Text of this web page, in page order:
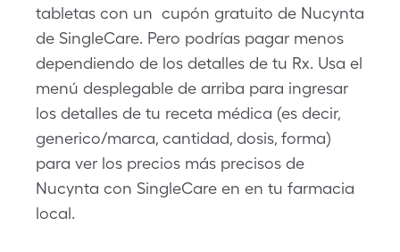
tabletas con un cupón gratuito de Nucynta
de SingleCare. Pero podrías pagar menos
dependiendo de los detalles de tu Rx. Usa el
menú desplegable de arriba para ingresar
los detalles de tu receta médica (es decir,
generico/marca, cantidad, dosis, forma)
para ver los precios más precisos de
Nucynta con SingleCare en en tu farmacia
local.